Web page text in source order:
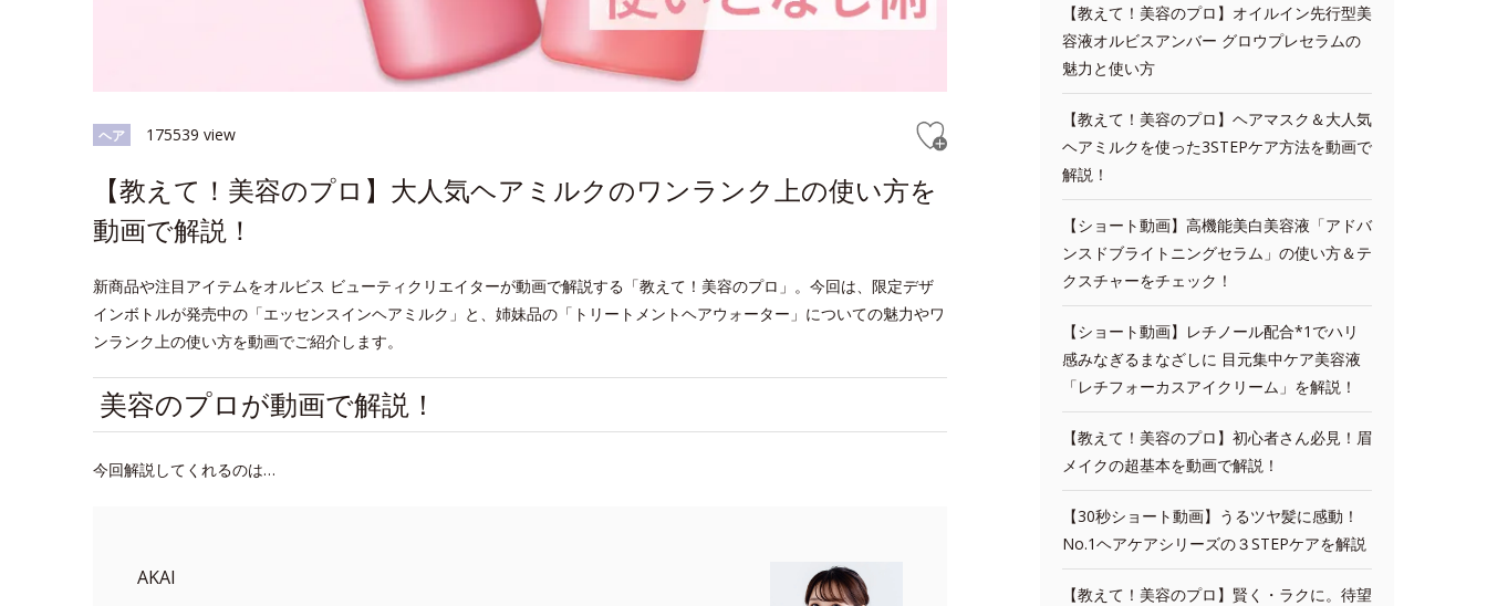
ヘア 175539 view
【教えて！美容のプロ】大人気ヘアミルクのワンランク上の使い方を
動画で解説！
新商品や注目アイテムをオルビス ビューティクリエイターが動画で解説する「教えて！美容のプロ」。今回は、限定デザ
インボトルが発売中の「エッセンスインヘアミルク」と、姉妹品の「トリートメントヘアウォーター」についての魅力やワ
ンランク上の使い方を動画でご紹介します。
美容のプロが動画で解説！
今回解説してくれるのは…
AKAI
【教えて！美容のプロ】オイルイン先行型美
容液オルビスアンバー グロウプレセラムの
魅力と使い方
【教えて！美容のプロ】ヘアマスク＆大人気
ヘアミルクを使った3STEPケア方法を動画で
解説！
【ショート動画】高機能美白美容液「アドバ
ンスドブライトニングセラム」の使い方＆テ
クスチャーをチェック！
【ショート動画】レチノール配合*1でハリ
感みなぎるまなざしに 目元集中ケア美容液
「レチフォーカスアイクリーム」を解説！
【教えて！美容のプロ】初心者さん必見！眉
メイクの超基本を動画で解説！
【30秒ショート動画】うるツヤ髪に感動！
No.1ヘアケアシリーズの３STEPケアを解説
【教えて！美容のプロ】賢く・ラクに。待望